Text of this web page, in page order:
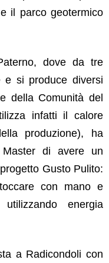
il parco geotermico
doveda tre
e si produce diversi
della Comunità del
infatti il calore
produzione), ha
di avere un
Gusto Pulito:
con mano e
energia
a Radicondoli con